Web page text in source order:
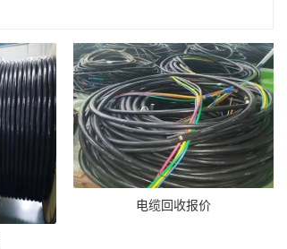
电缆回收报价